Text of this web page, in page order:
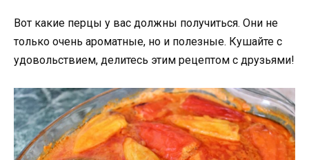
Вот какие перцы у вас должны получиться. Они не
только очень ароматные, но и полезные. Кушайте с
удовольствием, делитесь этим рецептом с друзьями!